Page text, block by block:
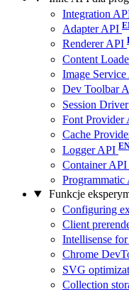
Integration
Adapter API
Renderer API
Content
Image
Dev Toolbar
Session
Font Provider
Cache
Logger API
Container
Funkcje
Configuring
Client
Intellisense
Chrome
SVG
Collection